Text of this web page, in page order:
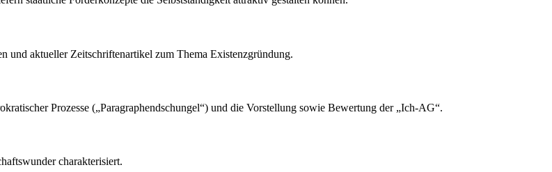
und aktueller Zeitschriftenartikel zum Thema Existenzgründung.
Prozesse („Paragraphendschungel“) und die Vorstellung sowie Bewertung der „Ich-AG“.
charakterisiert.